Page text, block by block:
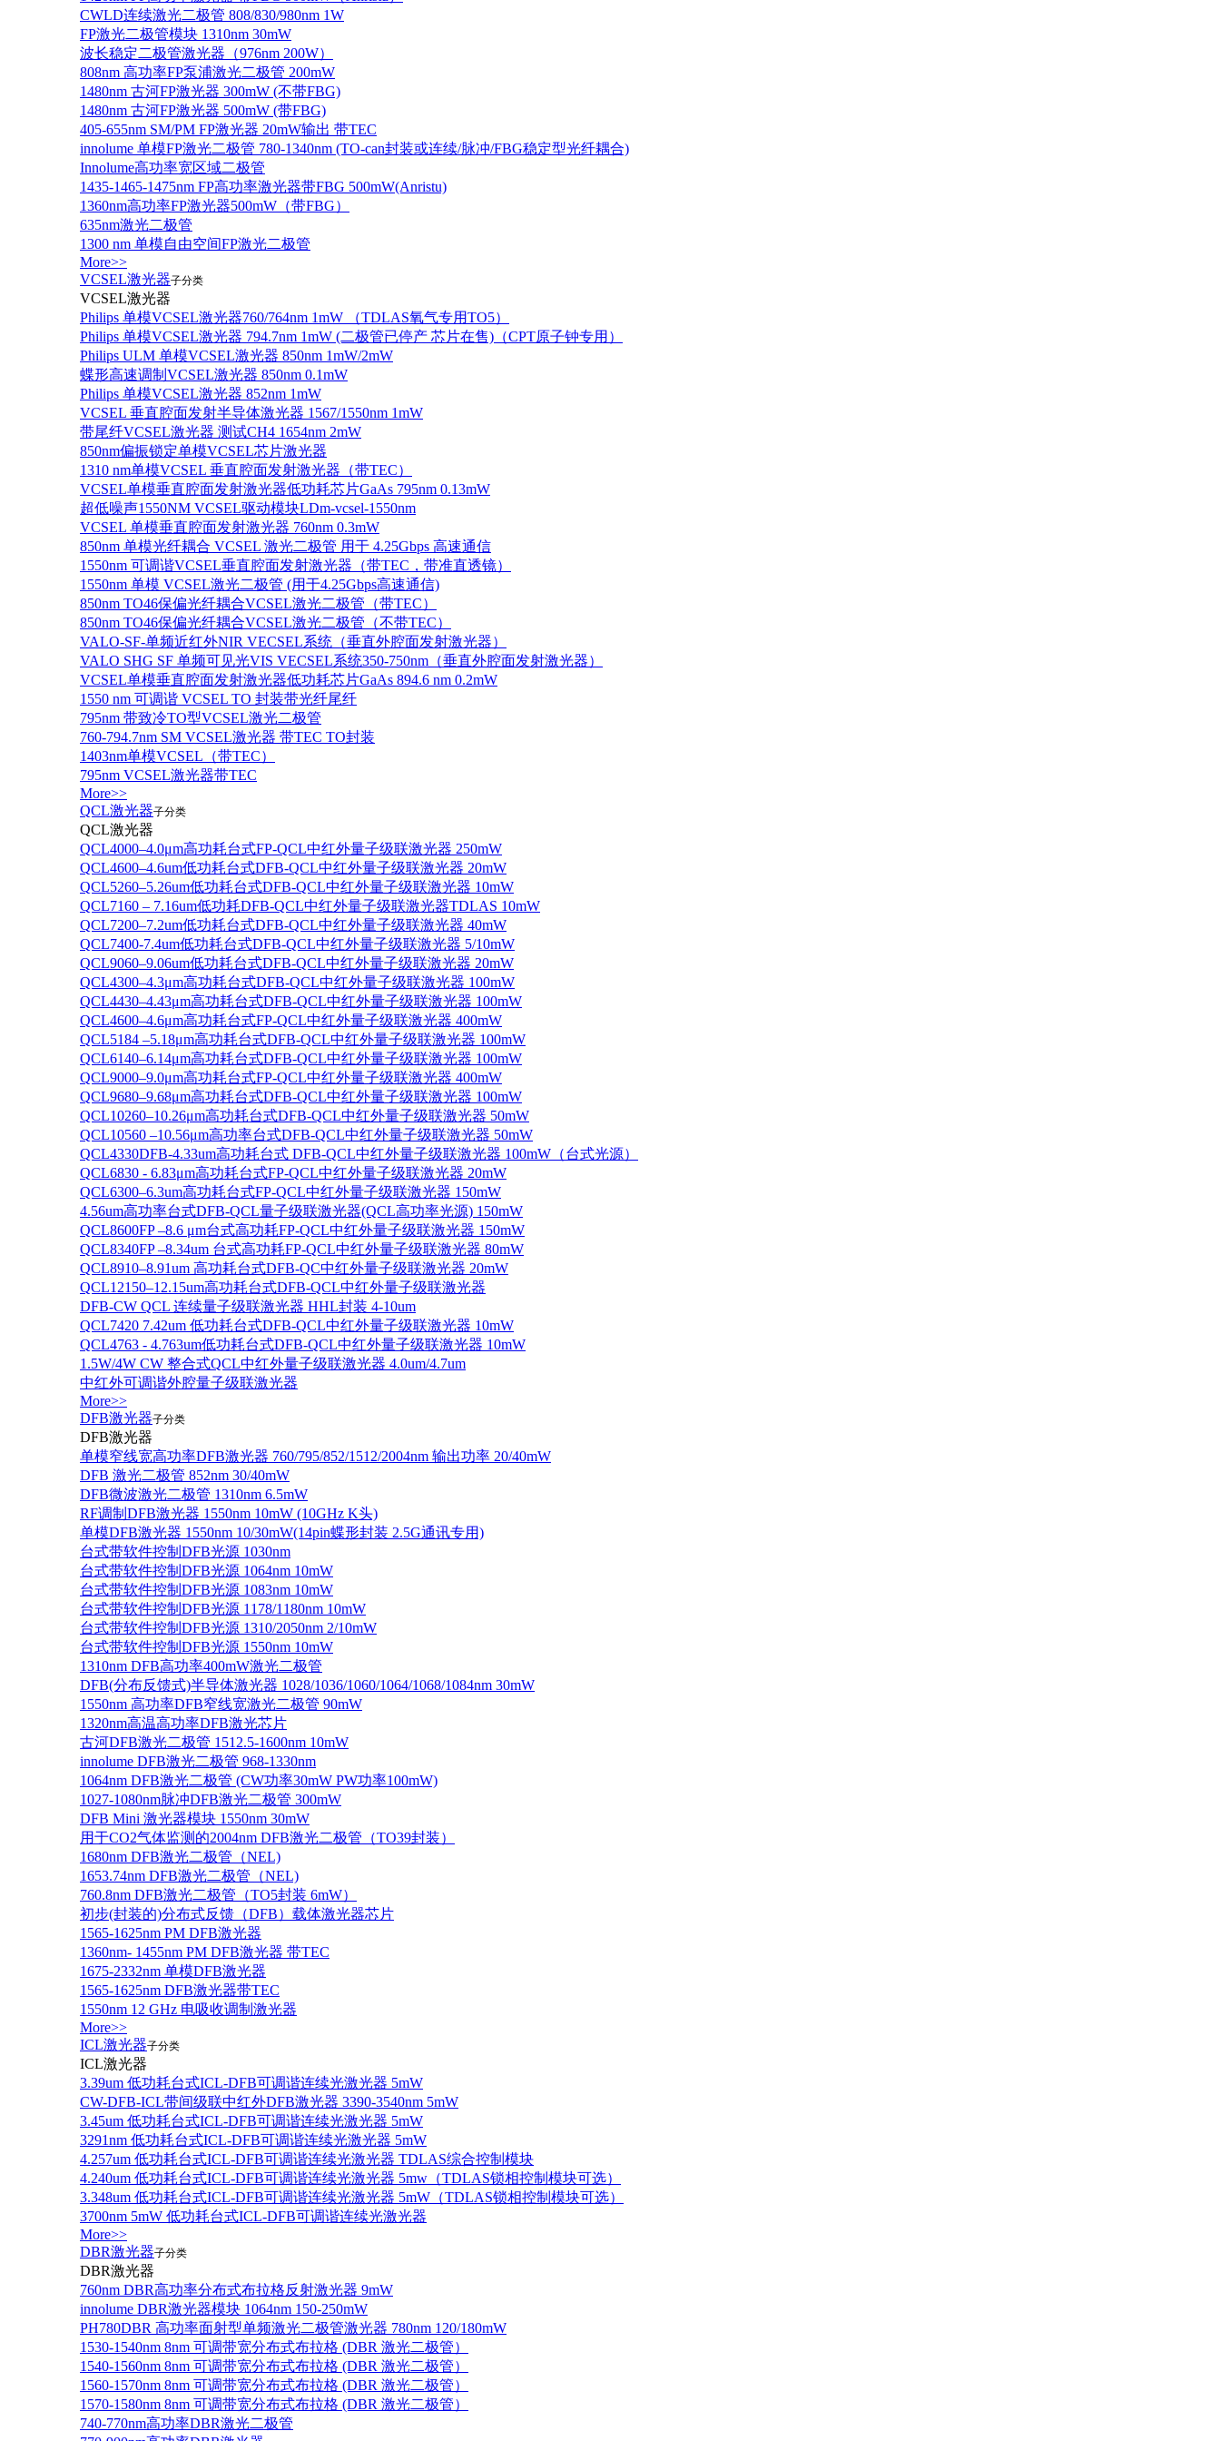
CWLD连续激光二极管 808/830/980nm 1W
FP激光二极管模块 1310nm 30mW
波长稳定二极管激光器（976nm 200W）
808nm 高功率FP泵浦激光二极管 200mW
1480nm 古河FP激光器 300mW (不带FBG)
1480nm 古河FP激光器 500mW (带FBG)
405-655nm SM/PM FP激光器 20mW输出 带TEC
innolume 单模FP激光二极管 780-1340nm (TO-can封装或连续/脉冲/FBG稳定型光纤耦合)
Innolume高功率宽区域二极管
1435-1465-1475nm FP高功率激光器带FBG 500mW(Anristu)
1360nm高功率FP激光器500mW（带FBG）
635nm激光二极管
1300 nm 单模自由空间FP激光二极管
More>>
VCSEL激光器子分类
VCSEL激光器
Philips 单模VCSEL激光器760/764nm 1mW （TDLAS氧气专用TO5）
Philips 单模VCSEL激光器 794.7nm 1mW (二极管已停产 芯片在售)（CPT原子钟专用）
Philips ULM 单模VCSEL激光器 850nm 1mW/2mW
蝶形高速调制VCSEL激光器 850nm 0.1mW
Philips 单模VCSEL激光器 852nm 1mW
VCSEL 垂直腔面发射半导体激光器 1567/1550nm 1mW
带尾纤VCSEL激光器 测试CH4 1654nm 2mW
850nm偏振锁定单模VCSEL芯片激光器
1310 nm单模VCSEL 垂直腔面发射激光器（带TEC）
VCSEL单模垂直腔面发射激光器低功耗芯片GaAs 795nm 0.13mW
超低噪声1550NM VCSEL驱动模块LDm-vcsel-1550nm
VCSEL 单模垂直腔面发射激光器 760nm 0.3mW
850nm 单模光纤耦合 VCSEL 激光二极管 用于 4.25Gbps 高速通信
1550nm 可调谐VCSEL垂直腔面发射激光器（带TEC，带准直透镜）
1550nm 单模 VCSEL激光二极管 (用于4.25Gbps高速通信)
850nm TO46保偏光纤耦合VCSEL激光二极管（带TEC）
850nm TO46保偏光纤耦合VCSEL激光二极管（不带TEC）
VALO-SF-单频近红外NIR VECSEL系统（垂直外腔面发射激光器）
VALO SHG SF 单频可见光VIS VECSEL系统350-750nm（垂直外腔面发射激光器）
VCSEL单模垂直腔面发射激光器低功耗芯片GaAs 894.6 nm 0.2mW
1550 nm 可调谐 VCSEL TO 封装带光纤尾纤
795nm 带致冷TO型VCSEL激光二极管
760-794.7nm SM VCSEL激光器 带TEC TO封装
1403nm单模VCSEL（带TEC）
795nm VCSEL激光器带TEC
More>>
QCL激光器子分类
QCL激光器
QCL4000–4.0μm高功耗台式FP-QCL中红外量子级联激光器 250mW
QCL4600–4.6um低功耗台式DFB-QCL中红外量子级联激光器 20mW
QCL5260–5.26um低功耗台式DFB-QCL中红外量子级联激光器 10mW
QCL7160 – 7.16um低功耗DFB-QCL中红外量子级联激光器TDLAS 10mW
QCL7200–7.2um低功耗台式DFB-QCL中红外量子级联激光器 40mW
QCL7400-7.4um低功耗台式DFB-QCL中红外量子级联激光器 5/10mW
QCL9060–9.06um低功耗台式DFB-QCL中红外量子级联激光器 20mW
QCL4300–4.3μm高功耗台式DFB-QCL中红外量子级联激光器 100mW
QCL4430–4.43μm高功耗台式DFB-QCL中红外量子级联激光器 100mW
QCL4600–4.6μm高功耗台式FP-QCL中红外量子级联激光器 400mW
QCL5184 –5.18μm高功耗台式DFB-QCL中红外量子级联激光器 100mW
QCL6140–6.14μm高功耗台式DFB-QCL中红外量子级联激光器 100mW
QCL9000–9.0μm高功耗台式FP-QCL中红外量子级联激光器 400mW
QCL9680–9.68μm高功耗台式DFB-QCL中红外量子级联激光器 100mW
QCL10260–10.26μm高功耗台式DFB-QCL中红外量子级联激光器 50mW
QCL10560 –10.56μm高功率台式DFB-QCL中红外量子级联激光器 50mW
QCL4330DFB-4.33um高功耗台式 DFB-QCL中红外量子级联激光器 100mW（台式光源）
QCL6830 - 6.83μm高功耗台式FP-QCL中红外量子级联激光器 20mW
QCL6300–6.3um高功耗台式FP-QCL中红外量子级联激光器 150mW
4.56um高功率台式DFB-QCL量子级联激光器(QCL高功率光源) 150mW
QCL8600FP –8.6 μm台式高功耗FP-QCL中红外量子级联激光器 150mW
QCL8340FP –8.34um 台式高功耗FP-QCL中红外量子级联激光器 80mW
QCL8910–8.91um 高功耗台式DFB-QC中红外量子级联激光器 20mW
QCL12150–12.15um高功耗台式DFB-QCL中红外量子级联激光器
DFB-CW QCL 连续量子级联激光器 HHL封装 4-10um
QCL7420 7.42um 低功耗台式DFB-QCL中红外量子级联激光器 10mW
QCL4763 - 4.763um低功耗台式DFB-QCL中红外量子级联激光器 10mW
1.5W/4W CW 整合式QCL中红外量子级联激光器 4.0um/4.7um
中红外可调谐外腔量子级联激光器
More>>
DFB激光器子分类
DFB激光器
单模窄线宽高功率DFB激光器 760/795/852/1512/2004nm 输出功率 20/40mW
DFB 激光二极管 852nm 30/40mW
DFB微波激光二极管 1310nm 6.5mW
RF调制DFB激光器 1550nm 10mW (10GHz K头)
单模DFB激光器 1550nm 10/30mW(14pin蝶形封装 2.5G通讯专用)
台式带软件控制DFB光源 1030nm
台式带软件控制DFB光源 1064nm 10mW
台式带软件控制DFB光源 1083nm 10mW
台式带软件控制DFB光源 1178/1180nm 10mW
台式带软件控制DFB光源 1310/2050nm 2/10mW
台式带软件控制DFB光源 1550nm 10mW
1310nm DFB高功率400mW激光二极管
DFB(分布反馈式)半导体激光器 1028/1036/1060/1064/1068/1084nm 30mW
1550nm 高功率DFB窄线宽激光二极管 90mW
1320nm高温高功率DFB激光芯片
古河DFB激光二极管 1512.5-1600nm 10mW
innolume DFB激光二极管 968-1330nm
1064nm DFB激光二极管 (CW功率30mW PW功率100mW)
1027-1080nm脉冲DFB激光二极管 300mW
DFB Mini 激光器模块 1550nm 30mW
用于CO2气体监测的2004nm DFB激光二极管（TO39封装）
1680nm DFB激光二极管（NEL)
1653.74nm DFB激光二极管（NEL)
760.8nm DFB激光二极管（TO5封装 6mW）
初步(封装的)分布式反馈（DFB）载体激光器芯片
1565-1625nm PM DFB激光器
1360nm- 1455nm PM DFB激光器 带TEC
1675-2332nm 单模DFB激光器
1565-1625nm DFB激光器带TEC
1550nm 12 GHz 电吸收调制激光器
More>>
ICL激光器子分类
ICL激光器
3.39um 低功耗台式ICL-DFB可调谐连续光激光器 5mW
CW-DFB-ICL带间级联中红外DFB激光器 3390-3540nm 5mW
3.45um 低功耗台式ICL-DFB可调谐连续光激光器 5mW
3291nm 低功耗台式ICL-DFB可调谐连续光激光器 5mW
4.257um 低功耗台式ICL-DFB可调谐连续光激光器 TDLAS综合控制模块
4.240um 低功耗台式ICL-DFB可调谐连续光激光器 5mw（TDLAS锁相控制模块可选）
3.348um 低功耗台式ICL-DFB可调谐连续光激光器 5mW（TDLAS锁相控制模块可选）
3700nm 5mW 低功耗台式ICL-DFB可调谐连续光激光器
More>>
DBR激光器子分类
DBR激光器
760nm DBR高功率分布式布拉格反射激光器 9mW
innolume DBR激光器模块 1064nm 150-250mW
PH780DBR 高功率面射型单频激光二极管激光器 780nm 120/180mW
1530-1540nm 8nm 可调带宽分布式布拉格 (DBR 激光二极管）
1540-1560nm 8nm 可调带宽分布式布拉格 (DBR 激光二极管）
1560-1570nm 8nm 可调带宽分布式布拉格 (DBR 激光二极管）
1570-1580nm 8nm 可调带宽分布式布拉格 (DBR 激光二极管）
740-770nm高功率DBR激光二极管